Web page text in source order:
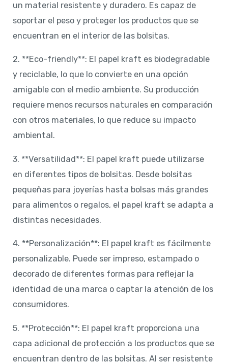
un material resistente y duradero. Es capaz de
soportar el peso y proteger los productos que se
encuentran en el interior de las bolsitas.
2. **Eco-friendly**: El papel kraft es biodegradable
y reciclable, lo que lo convierte en una opción
amigable con el medio ambiente. Su producción
requiere menos recursos naturales en comparación
con otros materiales, lo que reduce su impacto
ambiental.
3. **Versatilidad**: El papel kraft puede utilizarse
en diferentes tipos de bolsitas. Desde bolsitas
pequeñas para joyerías hasta bolsas más grandes
para alimentos o regalos, el papel kraft se adapta a
distintas necesidades.
4. **Personalización**: El papel kraft es fácilmente
personalizable. Puede ser impreso, estampado o
decorado de diferentes formas para reflejar la
identidad de una marca o captar la atención de los
consumidores.
5. **Protección**: El papel kraft proporciona una
capa adicional de protección a los productos que se
encuentran dentro de las bolsitas. Al ser resistente